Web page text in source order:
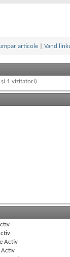
articole| Vand
1 vizitatori)
Activ
Activ